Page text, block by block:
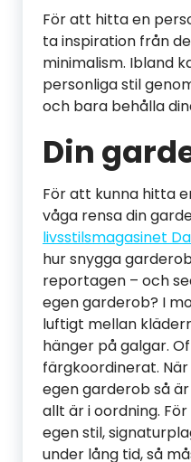
För att hitta en
ta inspiration från
minimalism. Ibland
personliga stil
och bara behålla
Din
För att kunna hitta
våga rensa din
livsstilsmagasinet
hur snygga
reportagen – och
egen garderob? I
luftigt mellan
hänger på galgar.
färgkoordinerat.
egen garderob så
allt är i oordning.
egen stil,
under lång tid, så